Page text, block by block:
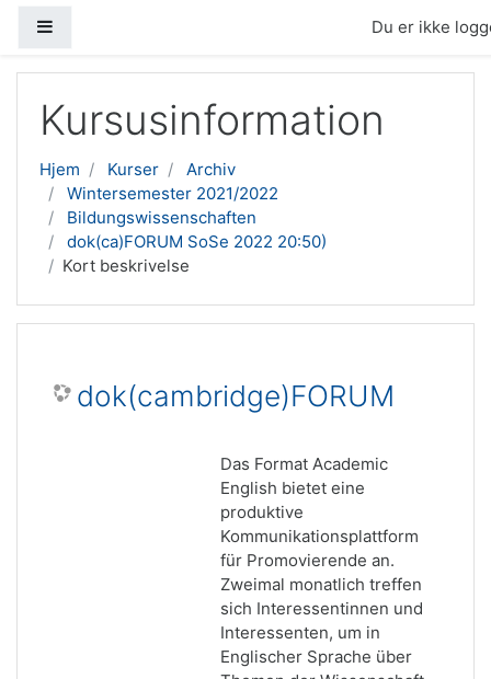
Du er ikke
Kursusinformation
Hjem Kurser
Archiv
Wintersemester 2021/2022
Bildungswissenschaften
dok(ca)FORUM SoSe 2022 20:50)
Kort beskrivelse
dok(cambridge)FORUM
Das Format Academic
English bietet eine
produktive
Kommunikationsplattform
für Promovierende an.
Zweimal monatlich treffen
sich Interessentinnen und
Interessenten, um in
Englischer Sprache über